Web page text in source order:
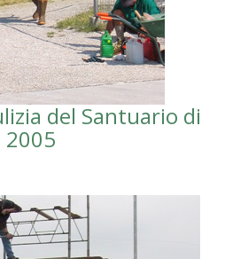
del Santuario di
2005